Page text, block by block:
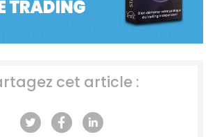
cet article :